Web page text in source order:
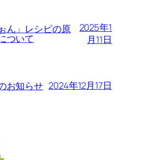
ん」レシピの原
ついて
2025年1
月11日
お知らせ 2024年12月17日